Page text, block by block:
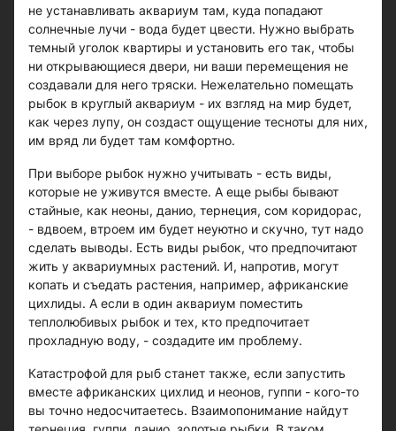
не устанавливать аквариум там, куда попадают
солнечные лучи - вода будет цвести. Нужно выбрать
темный уголок квартиры и установить его так, чтобы
ни открывающиеся двери, ни ваши перемещения не
создавали для него тряски. Нежелательно помещать
рыбок в круглый аквариум - их взгляд на мир будет,
как через лупу, он создаст ощущение тесноты для них,
им вряд ли будет там комфортно.
При выборе рыбок нужно учитывать - есть виды,
которые не уживутся вместе. А еще рыбы бывают
стайные, как неоны, данио, тернеция, сом коридорас,
- вдвоем, втроем им будет неуютно и скучно, тут надо
сделать выводы. Есть виды рыбок, что предпочитают
жить у аквариумных растений. И, напротив, могут
копать и съедать растения, например, африканские
цихлиды. А если в один аквариум поместить
теплолюбивых рыбок и тех, кто предпочитает
прохладную воду, - создадите им проблему.
Катастрофой для рыб станет также, если запустить
вместе африканских цихлид и неонов, гуппи - кого-то
вы точно недосчитаетесь. Взаимопонимание найдут